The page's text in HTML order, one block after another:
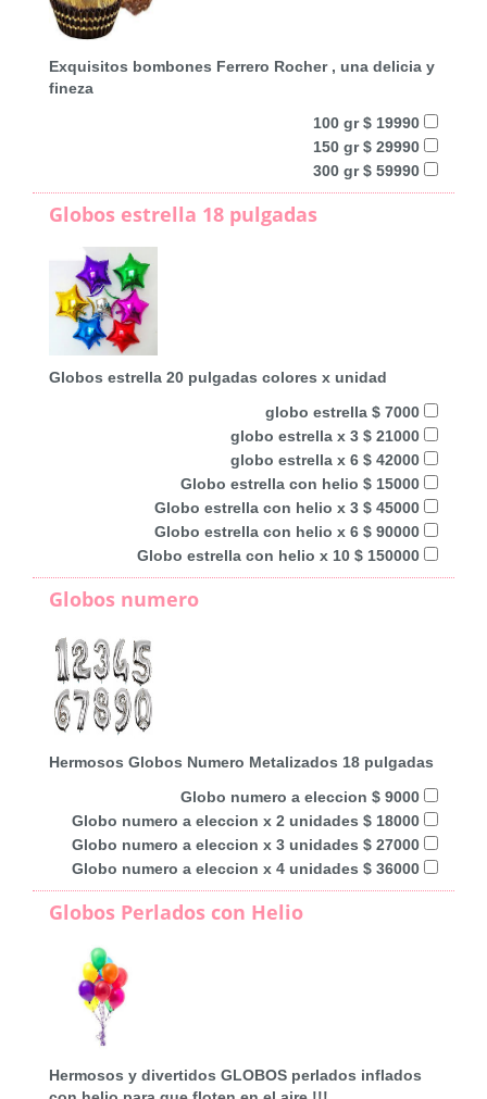
Exquisitos bombones Ferrero Rocher , una delicia y
fineza
100 gr $ 19990
150 gr $ 29990
300 gr $ 59990
Globos estrella 18 pulgadas
Globos estrella 20 pulgadas colores x unidad
globo estrella $ 7000
globo estrella x 3 $ 21000
globo estrella x 6 $ 42000
Globo estrella con helio $ 15000
Globo estrella con helio x 3 $ 45000
Globo estrella con helio x 6 $ 90000
Globo estrella con helio x 10 $ 150000
Globos numero
Hermosos Globos Numero Metalizados 18 pulgadas
Globo numero a eleccion $ 9000
Globo numero a eleccion x 2 unidades $ 18000
Globo numero a eleccion x 3 unidades $ 27000
Globo numero a eleccion x 4 unidades $ 36000
Globos Perlados con Helio
Hermosos y divertidos GLOBOS perlados inflados